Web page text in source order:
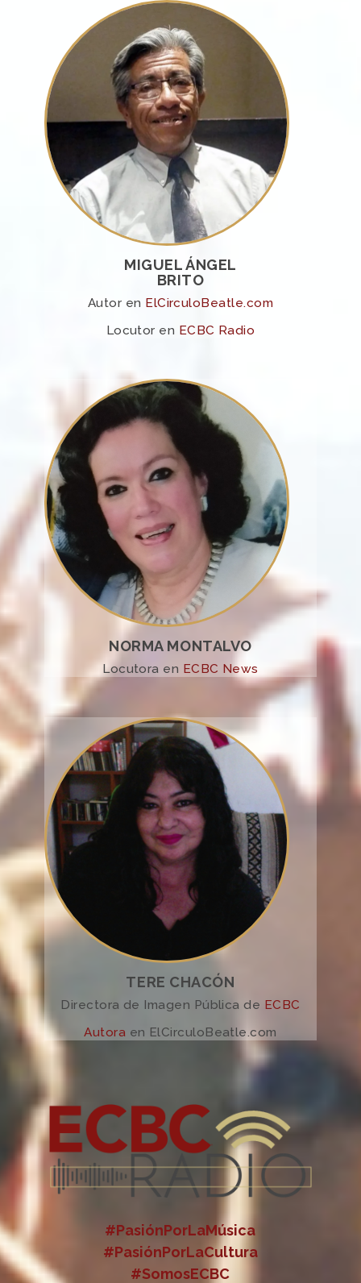
MIGUEL ÁNGEL
BRITO
Autor en ElCirculoBeatle.com
Locutor en ECBC Radio
NORMA MONTALVO
Locutora en ECBC News
TERE CHACÓN
Directora de Imagen Pública de ECBC
Autora en ElCirculoBeatle.com
#PasiónPorLaMúsica
#PasiónPorLaCultura
#SomosECBC